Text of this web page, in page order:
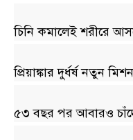
চিনি কমালেই শরীরে
প্রিয়াঙ্কার দুর্ধর্ষ নতুন মিশন
৫৩ বছর পর আবারও